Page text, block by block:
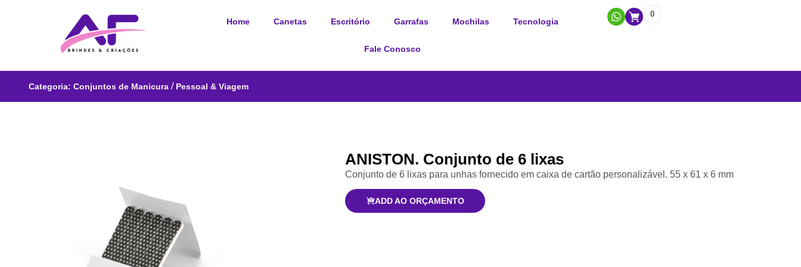
Home Canetas Escritório Garrafas Mochilas Tecnologia
Fale Conosco
0
Categoria: Conjuntos de Manicura / Pessoal & Viagem
ANISTON. Conjunto de 6 lixas
Conjunto de 6 lixas para unhas fornecido em caixa de cartão personalizável. 55 x 61 x 6 mm
ADD AO ORÇAMENTO